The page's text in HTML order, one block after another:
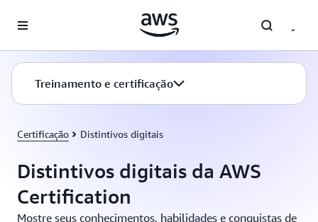
Pular para o conteúdo principal
Treinamento e certificação
Certificação Distintivos digitais
Distintivos digitais da AWS
Certification
Mostre seus conhecimentos, habilidades e conquistas de